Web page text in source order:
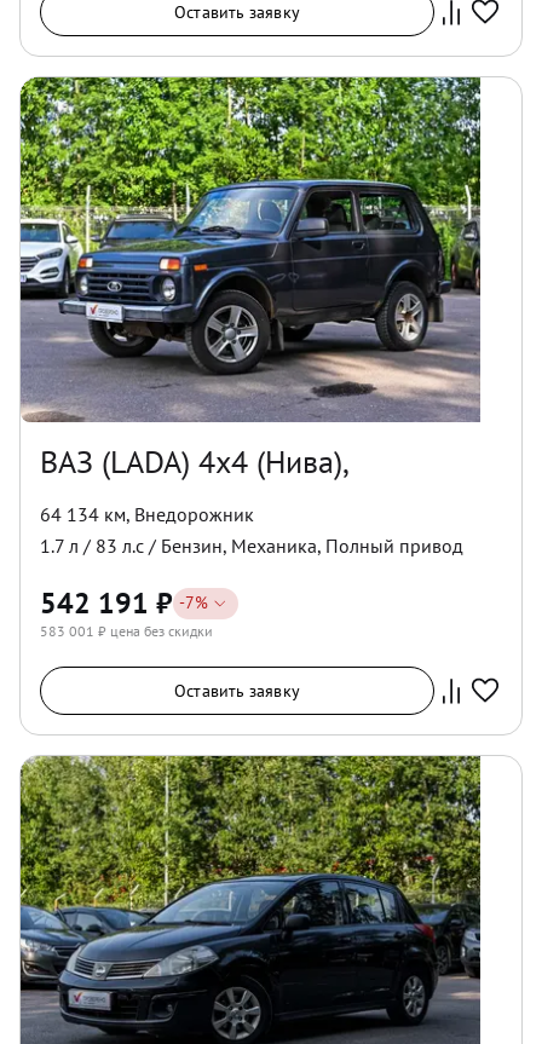
Оставить заявку
ВАЗ (LADA) 4x4 (Нива),
64 134 км, Внедорожник
1.7 л / 83 л.с / Бензин, Механика, Полный привод
542 191 ₽ -7%
583 001 ₽ цена без скидки
Оставить заявку